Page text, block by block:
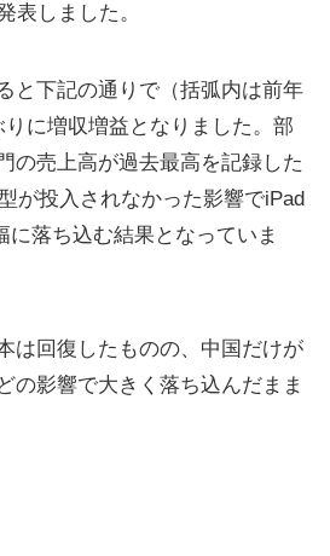
表しました。
と下記の通りで（括弧内は前年
りに増収増益となりました。部
の売上高が過去最高を記録した
が投入されなかった影響でiPad
に落ち込む結果となっていま
は回復したものの、中国だけが
の影響で大きく落ち込んだまま